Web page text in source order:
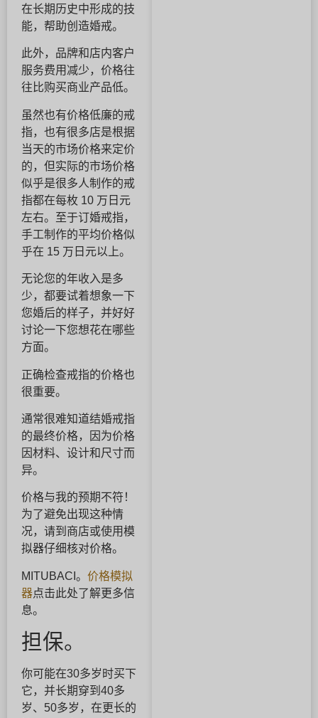
在长期历史中形成的技
能，帮助创造婚戒。
此外，品牌和店内客户
服务费用减少，价格往
往比购买商业产品低。
虽然也有价格低廉的戒
指，也有很多店是根据
当天的市场价格来定价
的，但实际的市场价格
似乎是很多人制作的戒
指都在每枚 10 万日元
左右。至于订婚戒指，
手工制作的平均价格似
乎在 15 万日元以上。
无论您的年收入是多
少，都要试着想象一下
您婚后的样子，并好好
讨论一下您想花在哪些
方面。
正确检查戒指的价格也
很重要。
通常很难知道结婚戒指
的最终价格，因为价格
因材料、设计和尺寸而
异。
价格与我的预期不符！
为了避免出现这种情
况，请到商店或使用模
拟器仔细核对价格。
MITUBACI。 价格模拟
器点击此处了解更多信
息。
担保。
你可能在30多岁时买下
它，并长期穿到40多
岁、50多岁，在更长的